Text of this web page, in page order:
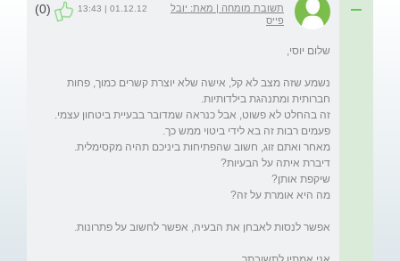
תשובת מומחה | מאת: יובל
פייס
01.12.12 | 13:43
(0)
נשמע שזה מצב לא קל, אישה שלא יוצרת קשרים כמוך, פחות
זה בהחלט לא פשוט, אבל כנראה שמדובר בבעיית ביטחון עצמי.